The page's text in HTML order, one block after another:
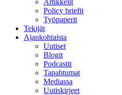
Artikkelit
Policy briefit
Työpaperit
Tekijät
Ajankohtaista
Uutiset
Blogit
Podcastit
Tapahtumat
Mediassa
Uutiskirjeet